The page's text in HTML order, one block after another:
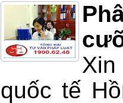
quốc tế